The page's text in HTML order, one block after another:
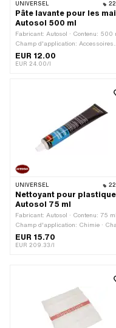
UNIVERSEL
Pâte lavante pour les
Autosol 500 ml
Fabricant: Autosol · Contenu: 500
Champ d'application: Accessoires
d'atelier
EUR 12.00
EUR 24.00/l
UNIVERSEL
Nettoyant pour plastique
Autosol 75 ml
Fabricant: Autosol · Contenu: 75
Champ d'application: Chimie ·
d'application: Nettoyant
EUR 15.70
EUR 209.33/l